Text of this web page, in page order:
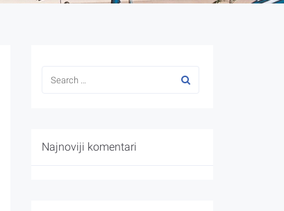
Najnoviji komentari